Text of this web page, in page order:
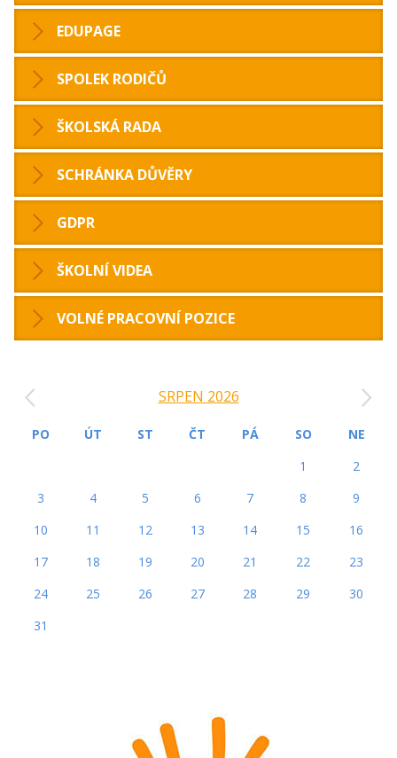
EDUPAGE
SPOLEK RODIČŮ
ŠKOLSKÁ RADA
SCHRÁNKA DŮVĚRY
GDPR
ŠKOLNÍ VIDEA
VOLNÉ PRACOVNÍ POZICE
SRPEN 2026
PO ÚT ST ČT PÁ SO
NE
1
2
3
4 5 6 7 8
9
10
11 12 13 14 15
16
17
18 19 20 21 22
23
24
25 26 27 28 29
30
31